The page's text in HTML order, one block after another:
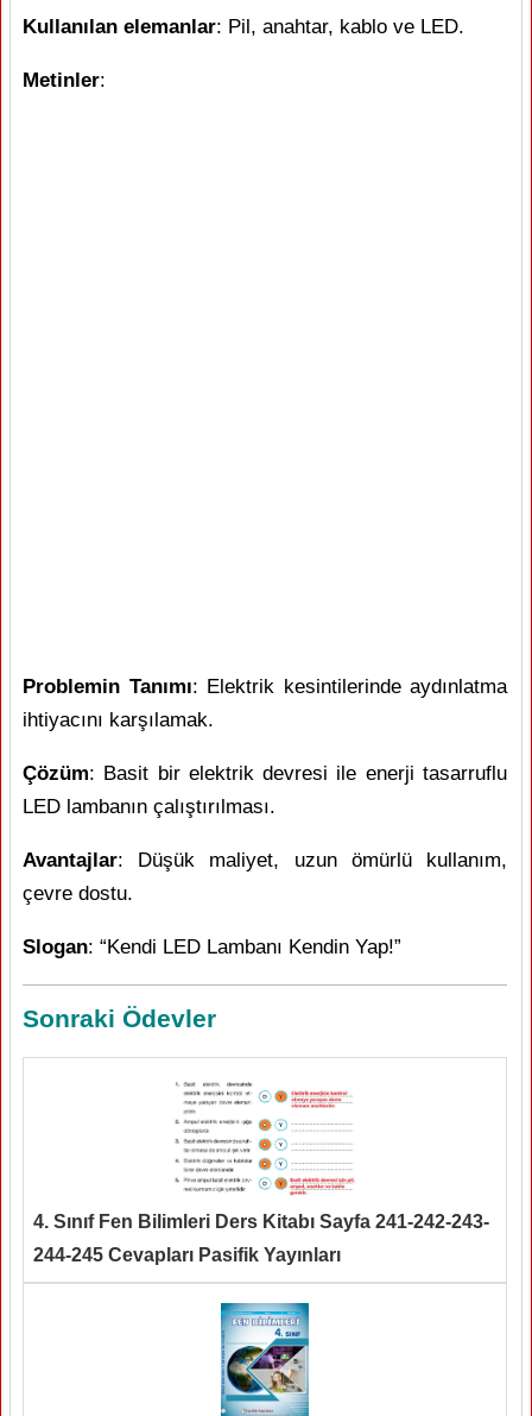
Kullanılan elemanlar: Pil, anahtar, kablo ve LED.
Metinler:
Problemin Tanımı: Elektrik kesintilerinde aydınlatma
ihtiyacını karşılamak.
Çözüm: Basit bir elektrik devresi ile enerji tasarruflu
LED lambanın çalıştırılması.
Avantajlar: Düşük maliyet, uzun ömürlü kullanım,
çevre dostu.
Slogan: “Kendi LED Lambanı Kendin Yap!”
Sonraki Ödevler
4. Sınıf Fen Bilimleri Ders Kitabı Sayfa 241-242-243-
244-245 Cevapları Pasifik Yayınları